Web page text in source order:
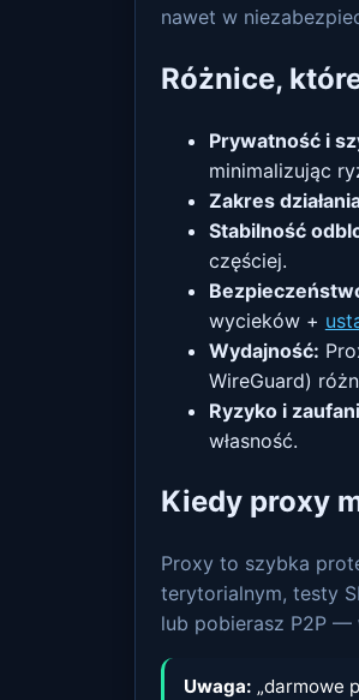
nawet w
Różnice,
Prywatność i
minimalizując
Zakres
Stabilność
częściej.
wycieków +
Wydajność:
WireGuard)
Ryzyko i
własność.
Kiedy proxy
Proxy to szybka
terytorialnym, testy
lub pobierasz P2P —
Uwaga: „darmowe